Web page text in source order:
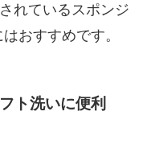
れているスポンジ
おすすめです。
ト洗いに便利